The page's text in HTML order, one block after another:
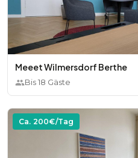
Meeet Wilmersdorf Berthe
Bis18 Gäste
Ca. 200€/Tag